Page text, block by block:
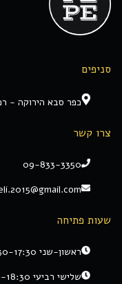
סניפים
כפר סבא הירוקה -
צרו קשר
09-833-3350
שעות פתיחה
ראשון-שני 08:30-17:30
שלישי רביעי 08:30-18:30